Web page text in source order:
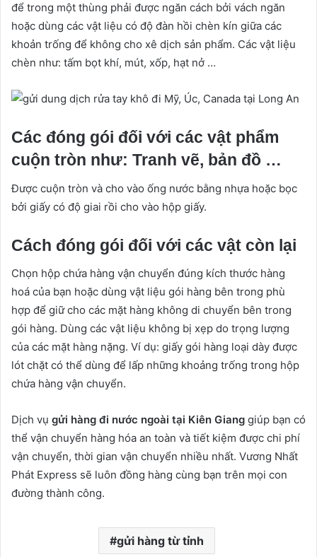
để trong một thùng phải được ngăn cách bởi vách ngăn
hoặc dùng các vật liệu có độ đàn hồi chèn kín giữa các
khoản trống để không cho xê dịch sản phẩm. Các vật liệu
chèn như: tấm bọt khí, mút, xốp, hạt nở …
Các đóng gói đối với các vật phẩm
cuộn tròn như: Tranh vẽ, bản đồ …
Được cuộn tròn và cho vào ống nước bằng nhựa hoặc bọc
bởi giấy có độ giai rồi cho vào hộp giấy.
Cách đóng gói đối với các vật còn lại
Chọn hộp chứa hàng vận chuyển đúng kích thước hàng
hoá của bạn hoặc dùng vật liệu gói hàng bên trong phù
hợp để giữ cho các mặt hàng không di chuyển bên trong
gói hàng. Dùng các vật liệu không bị xẹp do trọng lượng
của các mặt hàng nặng. Ví dụ: giấy gói hàng loại dày được
lót chặt có thể dùng để lấp những khoảng trống trong hộp
chứa hàng vận chuyển.
Dịch vụ gửi hàng đi nước ngoài tại Kiên Giang giúp bạn có
thể vận chuyển hàng hóa an toàn và tiết kiệm được chi phí
vận chuyển, thời gian vận chuyển nhiều nhất. Vương Nhất
Phát Express sẽ luôn đồng hàng cùng bạn trên mọi con
đường thành công.
gửi hàng từ tỉnh